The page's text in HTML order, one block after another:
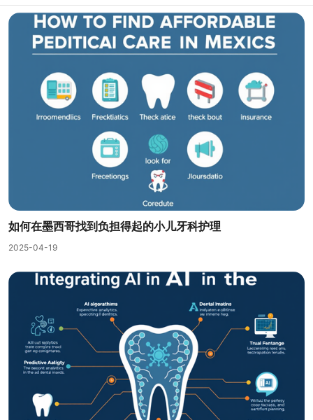
如何在墨西哥找到负担得起的小儿牙科护理
2025-04-19